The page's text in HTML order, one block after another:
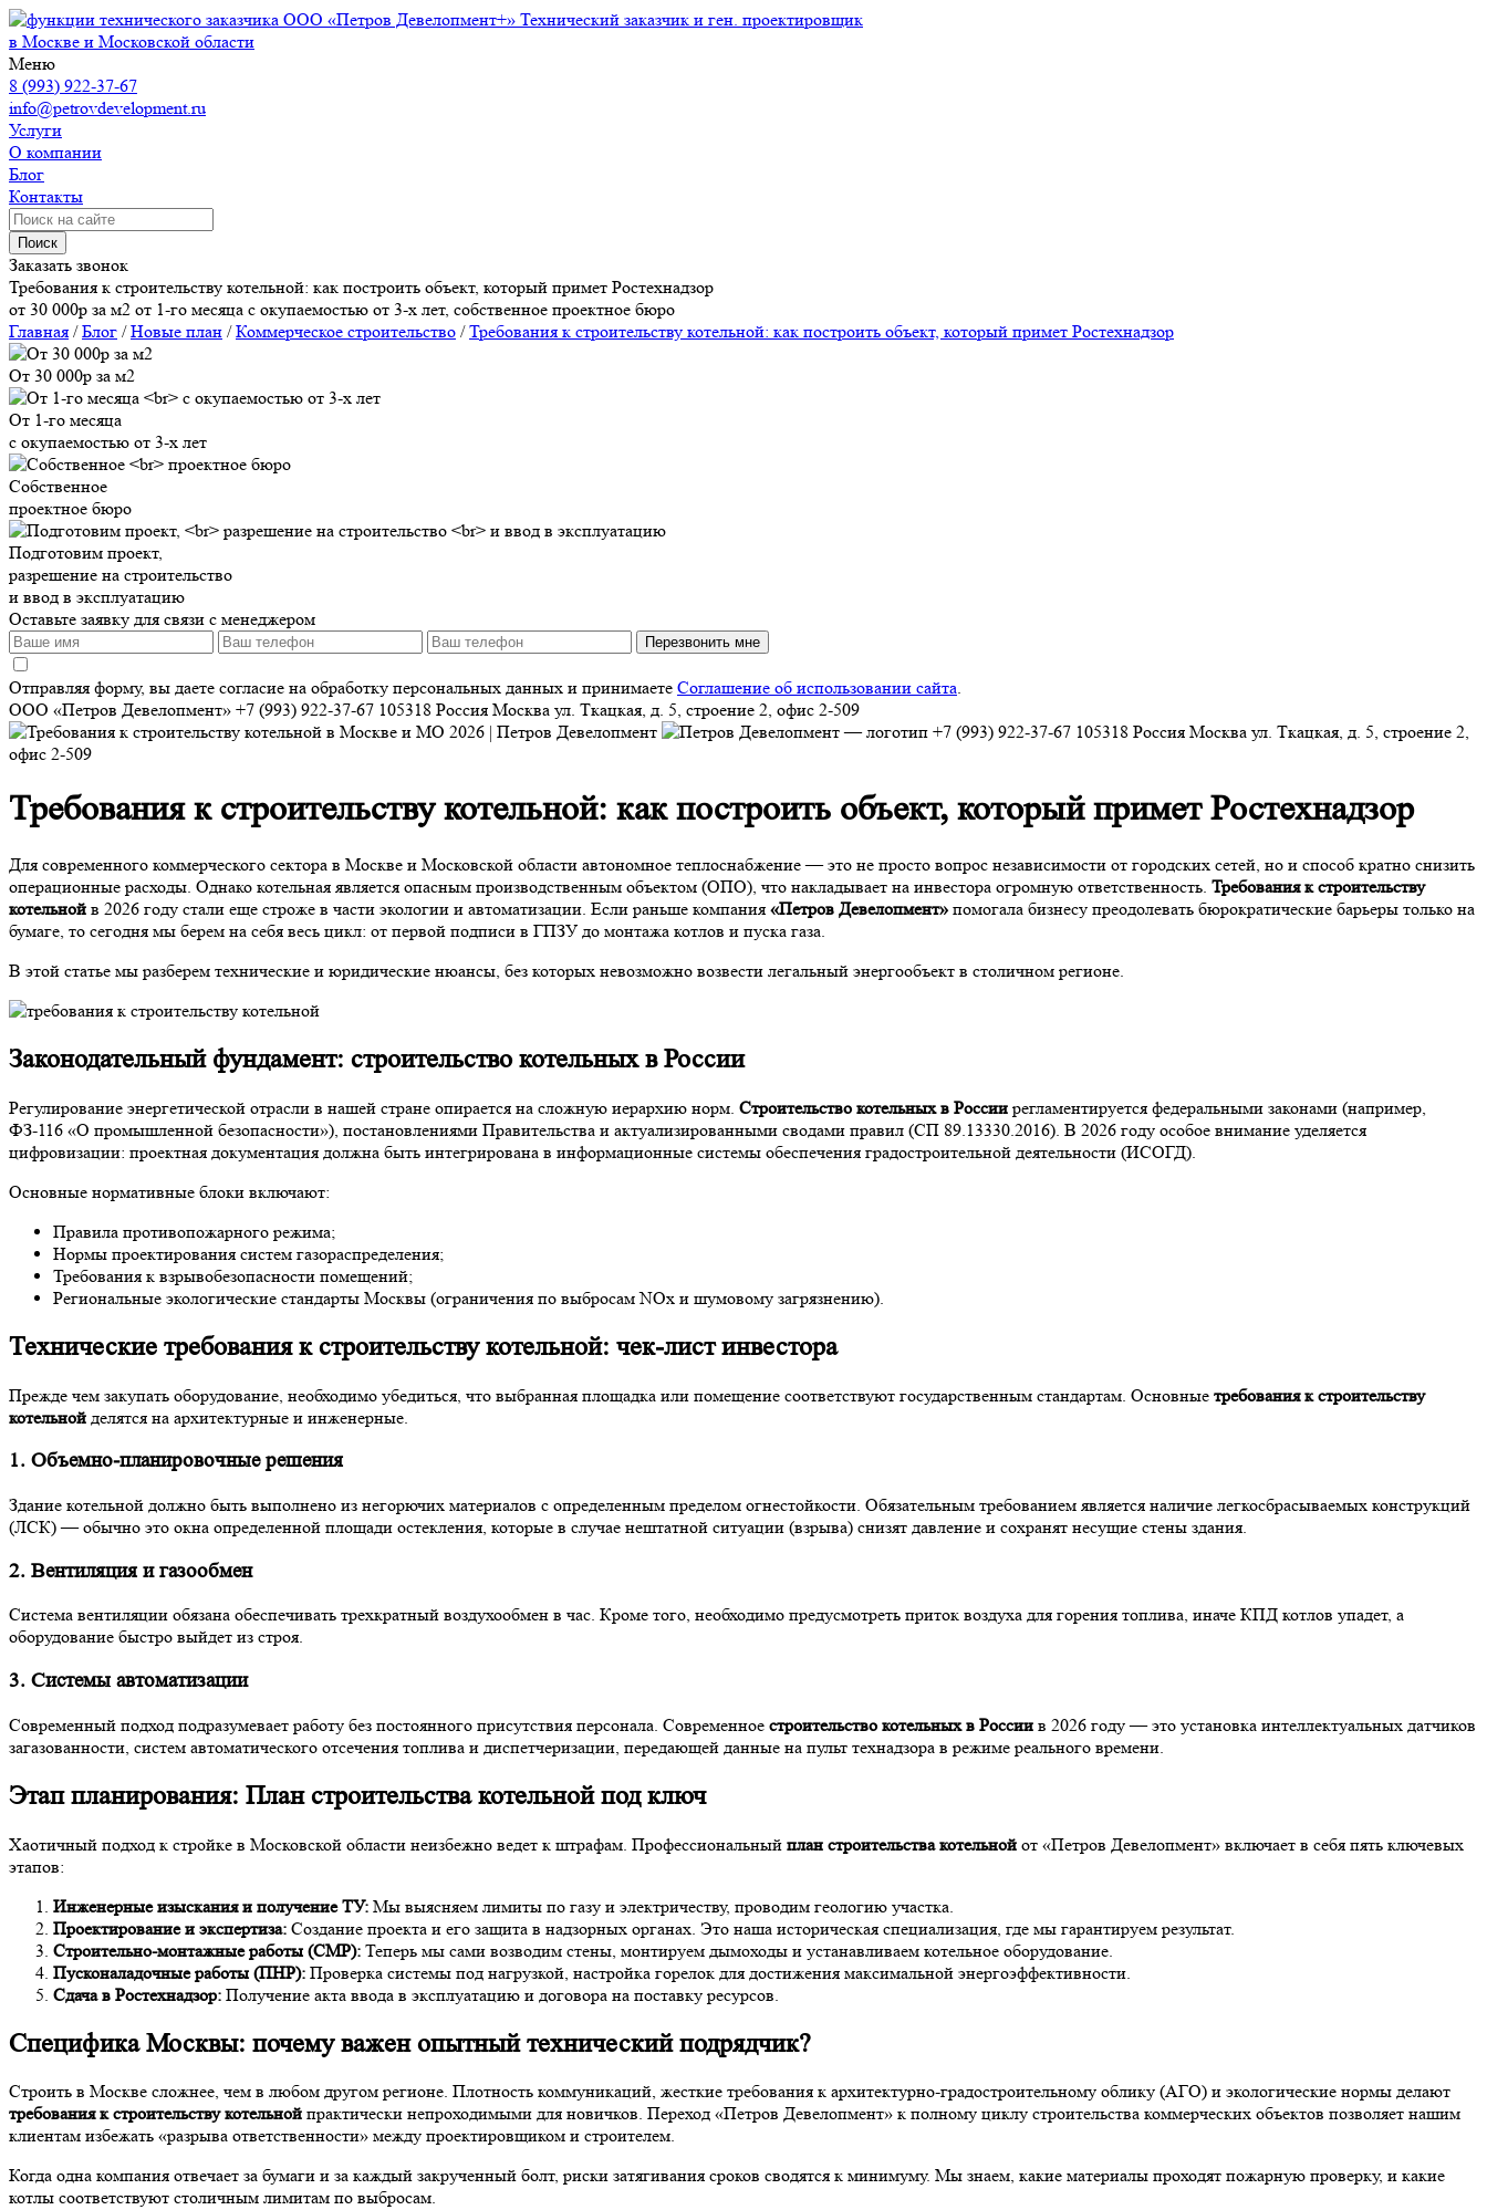
ООО «Петров Девелопмент+» Технический заказчик и ген. проектировщик
в Москве и Московской области
Меню
8 (993) 922-37-67
info@petrovdevelopment.ru
Услуги
О компании
Блог
Контакты
Поиск
Заказать звонок
Требования к строительству котельной: как построить объект, который примет Ростехнадзор
от 30 000р за м2 от 1-го месяца с окупаемостью от 3-х лет, собственное проектное бюро
Главная /Блог /Новые план /Коммерческое строительство /Требования к строительству котельной: как построить объект, который примет Ростехнадзор
От 30 000р за м2
От 1-го месяца
с окупаемостью от 3-х лет
Собственное
проектное бюро
Подготовим проект,
разрешение на строительство
и ввод в эксплуатацию
Оставьте заявку для связи с менеджером
Перезвонить мне
Отправляя форму, вы даете согласие на обработку персональных данных и принимаете Соглашение об использовании сайта.
ООО «Петров Девелопмент» +7 (993) 922-37-67 105318 Россия Москва ул. Ткацкая, д. 5, строение 2, офис 2-509
+7 (993) 922-37-67 105318 Россия Москва ул. Ткацкая, д. 5, строение 2,
офис 2-509
Требования к строительству котельной: как построить объект, который примет Ростехнадзор
Для современного коммерческого сектора в Москве и Московской области автономное теплоснабжение — это не просто вопрос независимости от городских сетей, но и способ кратно снизить
операционные расходы. Однако котельная является опасным производственным объектом (ОПО), что накладывает на инвестора огромную ответственность. Требования к строительству
котельной в 2026 году стали еще строже в части экологии и автоматизации. Если раньше компания «Петров Девелопмент» помогала бизнесу преодолевать бюрократические барьеры только на
бумаге, то сегодня мы берем на себя весь цикл: от первой подписи в ГПЗУ до монтажа котлов и пуска газа.
В этой статье мы разберем технические и юридические нюансы, без которых невозможно возвести легальный энергообъект в столичном регионе.
Законодательный фундамент: строительство котельных в России
Регулирование энергетической отрасли в нашей стране опирается на сложную иерархию норм. Строительство котельных в России регламентируется федеральными законами (например,
ФЗ-116 «О промышленной безопасности»), постановлениями Правительства и актуализированными сводами правил (СП 89.13330.2016). В 2026 году особое внимание уделяется
цифровизации: проектная документация должна быть интегрирована в информационные системы обеспечения градостроительной деятельности (ИСОГД).
Основные нормативные блоки включают:
Правила противопожарного режима;
Нормы проектирования систем газораспределения;
Требования к взрывобезопасности помещений;
Региональные экологические стандарты Москвы (ограничения по выбросам NOx и шумовому загрязнению).
Технические требования к строительству котельной: чек-лист инвестора
Прежде чем закупать оборудование, необходимо убедиться, что выбранная площадка или помещение соответствуют государственным стандартам. Основные требования к строительству
котельной делятся на архитектурные и инженерные.
1. Объемно-планировочные решения
Здание котельной должно быть выполнено из негорючих материалов с определенным пределом огнестойкости. Обязательным требованием является наличие легкосбрасываемых конструкций
(ЛСК) — обычно это окна определенной площади остекления, которые в случае нештатной ситуации (взрыва) снизят давление и сохранят несущие стены здания.
2. Вентиляция и газообмен
Система вентиляции обязана обеспечивать трехкратный воздухообмен в час. Кроме того, необходимо предусмотреть приток воздуха для горения топлива, иначе КПД котлов упадет, а
оборудование быстро выйдет из строя.
3. Системы автоматизации
Современный подход подразумевает работу без постоянного присутствия персонала. Современное строительство котельных в России в 2026 году — это установка интеллектуальных датчиков
загазованности, систем автоматического отсечения топлива и диспетчеризации, передающей данные на пульт технадзора в режиме реального времени.
Этап планирования: План строительства котельной под ключ
Хаотичный подход к стройке в Московской области неизбежно ведет к штрафам. Профессиональный план строительства котельной от «Петров Девелопмент» включает в себя пять ключевых
этапов:
Инженерные изыскания и получение ТУ: Мы выясняем лимиты по газу и электричеству, проводим геологию участка.
Проектирование и экспертиза: Создание проекта и его защита в надзорных органах. Это наша историческая специализация, где мы гарантируем результат.
Строительно-монтажные работы (СМР): Теперь мы сами возводим стены, монтируем дымоходы и устанавливаем котельное оборудование.
Пусконаладочные работы (ПНР): Проверка системы под нагрузкой, настройка горелок для достижения максимальной энергоэффективности.
Сдача в Ростехнадзор: Получение акта ввода в эксплуатацию и договора на поставку ресурсов.
Специфика Москвы: почему важен опытный технический подрядчик?
Строить в Москве сложнее, чем в любом другом регионе. Плотность коммуникаций, жесткие требования к архитектурно-градостроительному облику (АГО) и экологические нормы делают
требования к строительству котельной практически непроходимыми для новичков. Переход «Петров Девелопмент» к полному циклу строительства коммерческих объектов позволяет нашим
клиентам избежать «разрыва ответственности» между проектировщиком и строителем.
Когда одна компания отвечает за бумаги и за каждый закрученный болт, риски затягивания сроков сводятся к минимуму. Мы знаем, какие материалы проходят пожарную проверку, и какие
котлы соответствуют столичным лимитам по выбросам.